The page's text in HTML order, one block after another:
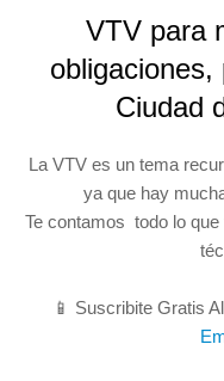
VTV para
Ciudad
La VTV es un tema
ya que hay
Te contamos todo lo
📱 Suscribite Gratis